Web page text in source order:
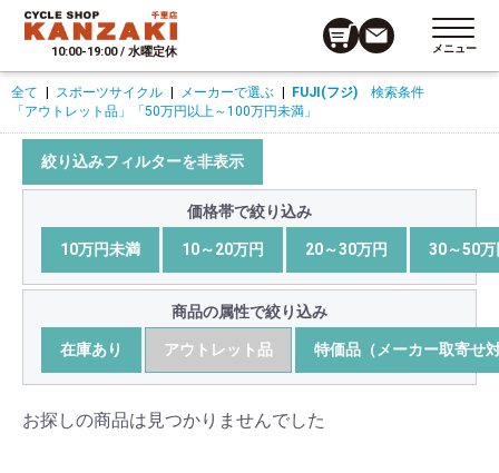
10:00-19:00 / 水曜定休 メニュー
全て スポーツサイクル メーカーで選ぶ FUJI(フジ) 検索条件
「アウトレット品」
「50万円以上～100万円未満」
絞り込みフィルターを非表示
価格帯で絞り込み
10万円未満 10～20万円 20～30万円 30～50万
商品の属性で絞り込み
在庫あり アウトレット品 特価品（メーカー取寄せ
お探しの商品は見つかりませんでした